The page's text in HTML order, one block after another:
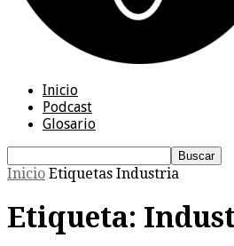
Inicio
Podcast
Glosario
Inicio Etiquetas Industria
Etiqueta: